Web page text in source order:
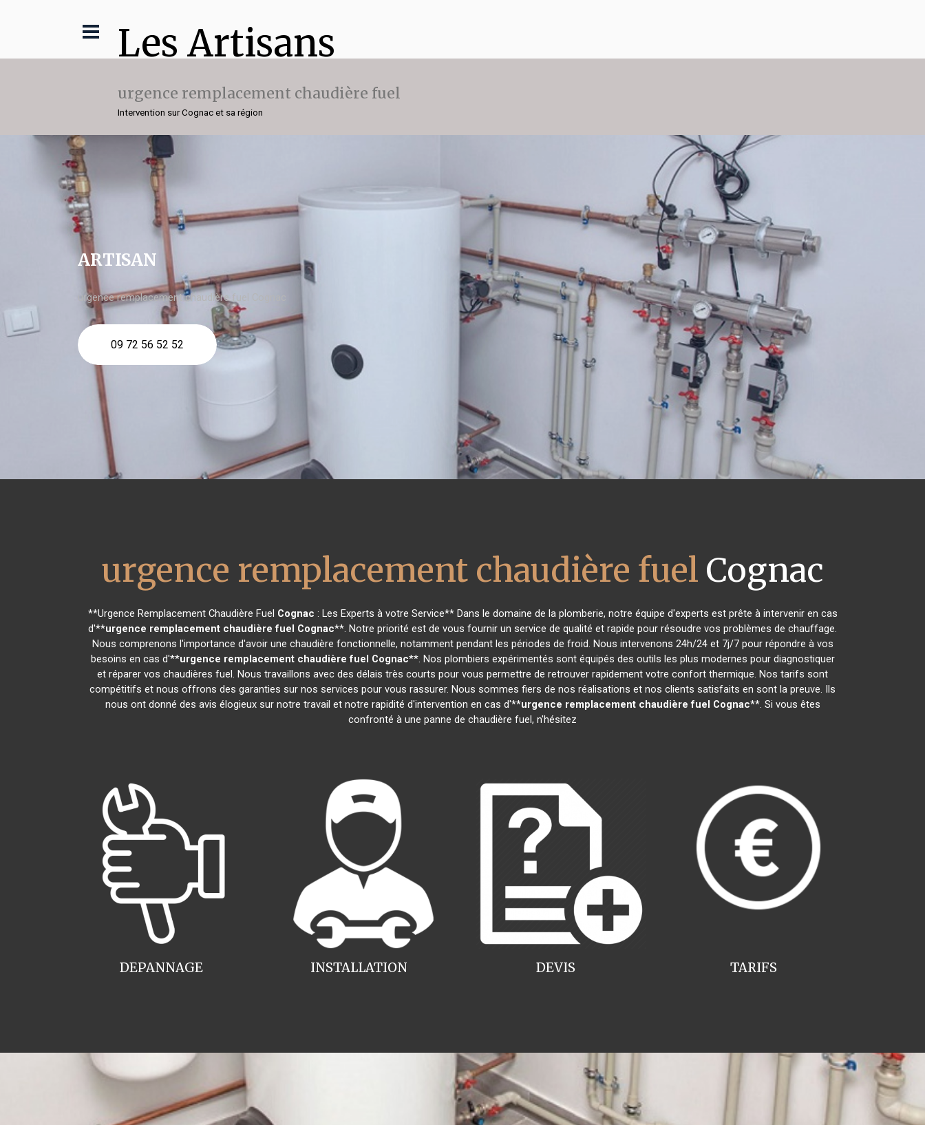
Les Artisans
urgence remplacement chaudière fuel
Intervention sur Cognac et sa région
ARTISAN
urgence remplacement chaudière fuel Cognac
09 72 56 52 52
urgence remplacement chaudière fuel Cognac
**Urgence Remplacement Chaudière Fuel Cognac : Les Experts à votre Service** Dans le domaine de la plomberie, notre équipe d'experts est prête à intervenir en cas
d'**urgence remplacement chaudière fuel Cognac**. Notre priorité est de vous fournir un service de qualité et rapide pour résoudre vos problèmes de chauffage.
Nous comprenons l'importance d'avoir une chaudière fonctionnelle, notamment pendant les périodes de froid. Nous intervenons 24h/24 et 7j/7 pour répondre à vos
besoins en cas d'**urgence remplacement chaudière fuel Cognac**. Nos plombiers expérimentés sont équipés des outils les plus modernes pour diagnostiquer
et réparer vos chaudières fuel. Nous travaillons avec des délais très courts pour vous permettre de retrouver rapidement votre confort thermique. Nos tarifs sont
compétitifs et nous offrons des garanties sur nos services pour vous rassurer. Nous sommes fiers de nos réalisations et nos clients satisfaits en sont la preuve. Ils
nous ont donné des avis élogieux sur notre travail et notre rapidité d'intervention en cas d'**urgence remplacement chaudière fuel Cognac**. Si vous êtes
confronté à une panne de chaudière fuel, n'hésitez
INSTALLATION
DEPANNAGE TARIFS
DEVIS